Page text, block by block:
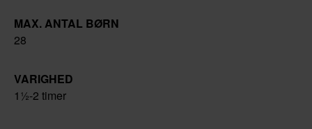
MAX. ANTAL BØRN
28
VARIGHED
1½-2 timer